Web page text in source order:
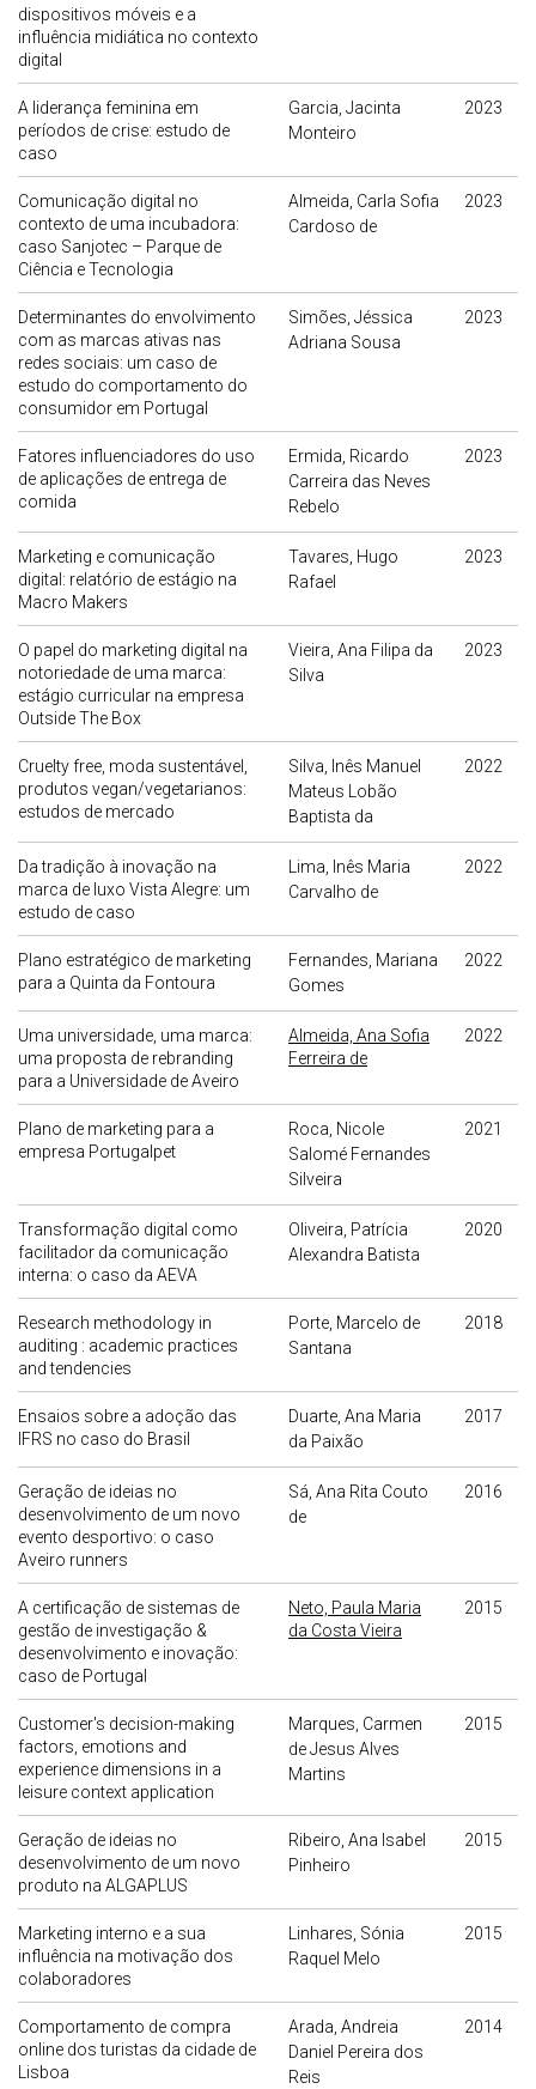
dispositivos móveis e a
influência midiática no contexto
digital
A liderança feminina em
períodos de crise: estudo de
caso
Garcia, Jacinta
Monteiro
2023
Comunicação digital no
contexto de uma incubadora:
caso Sanjotec – Parque de
Ciência e Tecnologia
Almeida, Carla Sofia
Cardoso de
2023
Determinantes do envolvimento
com as marcas ativas nas
redes sociais: um caso de
estudo do comportamento do
consumidor em Portugal
Simões, Jéssica
Adriana Sousa
2023
Fatores influenciadores do uso
de aplicações de entrega de
comida
Ermida, Ricardo
Carreira das Neves
Rebelo
2023
Marketing e comunicação
digital: relatório de estágio na
Macro Makers
Tavares, Hugo
Rafael
2023
O papel do marketing digital na
notoriedade de uma marca:
estágio curricular na empresa
Outside The Box
Vieira, Ana Filipa da
Silva
2023
Cruelty free, moda sustentável,
produtos vegan/vegetarianos:
estudos de mercado
Silva, Inês Manuel
Mateus Lobão
Baptista da
2022
Da tradição à inovação na
marca de luxo Vista Alegre: um
estudo de caso
Lima, Inês Maria
Carvalho de
2022
Plano estratégico de marketing
para a Quinta da Fontoura
Fernandes, Mariana
Gomes
2022
Uma universidade, uma marca:
uma proposta de rebranding
para a Universidade de Aveiro
Almeida, Ana Sofia
Ferreira de
2022
Plano de marketing para a
empresa Portugalpet
Roca, Nicole
Salomé Fernandes
Silveira
2021
Transformação digital como
facilitador da comunicação
interna: o caso da AEVA
Oliveira, Patrícia
Alexandra Batista
2020
Research methodology in
auditing : academic practices
and tendencies
Porte, Marcelo de
Santana
2018
Ensaios sobre a adoção das
IFRS no caso do Brasil
Duarte, Ana Maria
da Paixão
2017
Geração de ideias no
desenvolvimento de um novo
evento desportivo: o caso
Aveiro runners
Sá, Ana Rita Couto
de
2016
A certificação de sistemas de
gestão de investigação &
desenvolvimento e inovação:
caso de Portugal
Neto, Paula Maria
da Costa Vieira
2015
Customer's decision-making
factors, emotions and
experience dimensions in a
leisure context application
Marques, Carmen
de Jesus Alves
Martins
2015
Geração de ideias no
desenvolvimento de um novo
produto na ALGAPLUS
Ribeiro, Ana Isabel
Pinheiro
2015
Marketing interno e a sua
influência na motivação dos
colaboradores
Linhares, Sónia
Raquel Melo
2015
Comportamento de compra
online dos turistas da cidade de
Lisboa
Arada, Andreia
Daniel Pereira dos
Reis
2014